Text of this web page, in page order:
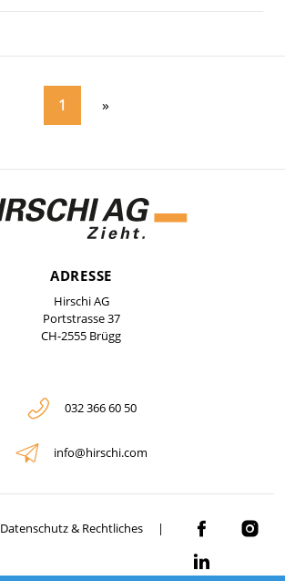
1
ADRESSE
Hirschi AG
Portstrasse 37
CH-2555 Brügg
032 366 60 50
info@hirschi.com
Datenschutz & Rechtliches